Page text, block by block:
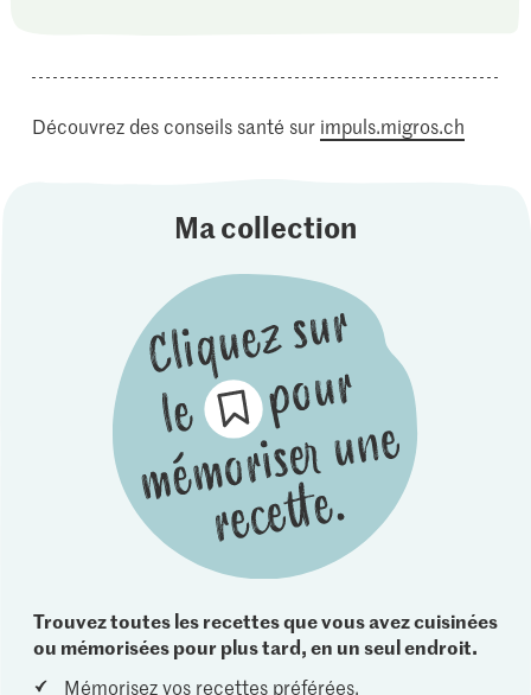
Découvrez des conseils santé sur impuls.migros.ch
Ma collection
Trouvez toutes les recettes que vous avez cuisinées
ou mémorisées pour plus tard, en un seul endroit.
Mémorisez vos recettes préférées.